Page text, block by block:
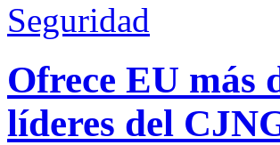
Seguridad
Ofrece EU más
líderes del